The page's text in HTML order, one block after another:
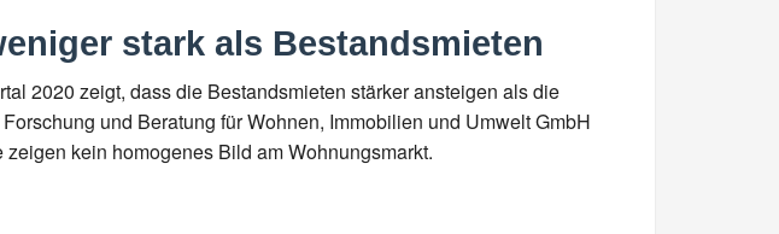
stark als Bestandsmieten
2020 zeigt, dass die Bestandsmieten stärker ansteigen als die
und Beratung für Wohnen, Immobilien und Umwelt GmbH
kein homogenes Bild am Wohnungsmarkt.